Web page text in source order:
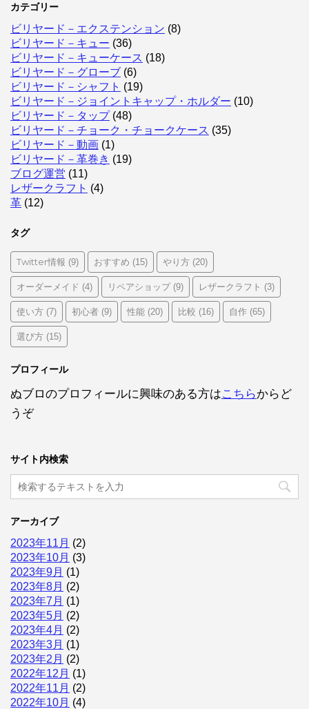
カテゴリー
ビリヤード－エクステンション (8)
ビリヤード－キュー (36)
ビリヤード－キューケース (18)
ビリヤード－グローブ (6)
ビリヤード－シャフト (19)
ビリヤード－ジョイントキャップ・ホルダー (10)
ビリヤード－タップ(48)
ビリヤード－チョーク・チョークケース (35)
ビリヤード－動画 (1)
ビリヤード－革巻き (19)
ブログ運営 (11)
レザークラフト (4)
革 (12)
タグ
Twitter情報 (9) おすすめ (15) やり方 (20)
オーダーメイド (4) リペアショップ(9) レザークラフト (3)
使い方 (7) 初心者 (9) 性能 (20) 比較 (16) 自作 (65)
選び方 (15)
プロフィール
ぬブロのプロフィールに興味のある方はこちらからど
うぞ
サイト内検索
アーカイブ
2023年11月 (2)
2023年10月 (3)
2023年9月 (1)
2023年8月 (2)
2023年7月 (1)
2023年5月 (2)
2023年4月 (2)
2023年3月 (1)
2023年2月 (2)
2022年12月 (1)
2022年11月 (2)
2022年10月 (4)